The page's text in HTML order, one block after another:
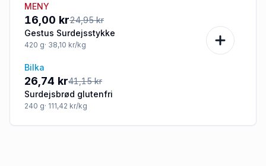
-36%
MENY
16,00 kr24,95 kr
Gestus Surdejsstykke
420 g· 38,10 kr/kg
-35%
Bilka
26,74 kr41,15 kr
Surdejsbrød glutenfri
240 g· 111,42 kr/kg